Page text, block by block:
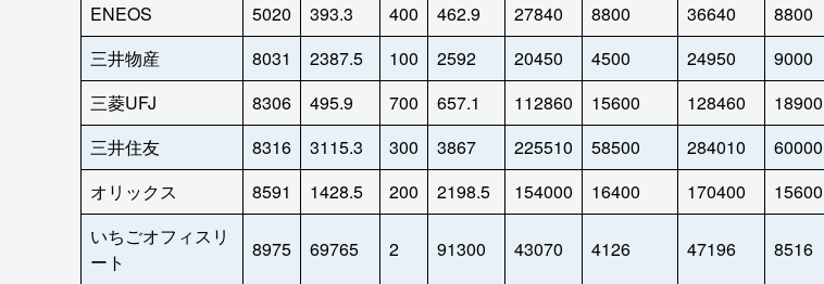
ENEOS
5020 393.3 400 462.9 27840 8800 36640 8800
三井物産
8031 2387.5 100 2592 20450 4500 24950 9000
三菱UFJ
8306 495.9 700 657.1 112860 15600 128460 18900
三井住友
8316 3115.3 300 3867 225510 58500 284010 60000
オリックス
8591 1428.5 200 2198.5 154000 16400 170400 15600
いちごオフィスリ
ート
8975 69765 2 91300 43070 4126 47196 8516